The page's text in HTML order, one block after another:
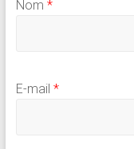
Nom *
E-mail *